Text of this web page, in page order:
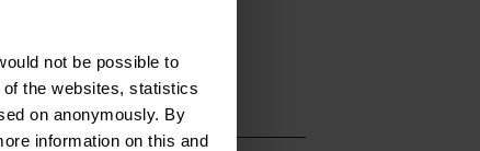
not be possible to
the websites, statistics
on anonymously. By
information on this and